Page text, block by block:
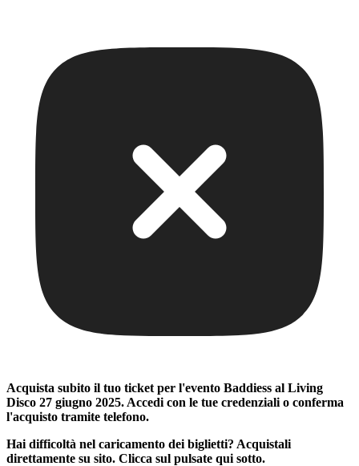
Acquista subito il tuo ticket per l'evento Baddiess al Living
Disco 27 giugno 2025. Accedi con le tue credenziali o conferma
l'acquisto tramite telefono.
Hai difficoltà nel caricamento dei biglietti? Acquistali
direttamente su sito. Clicca sul pulsate qui sotto.